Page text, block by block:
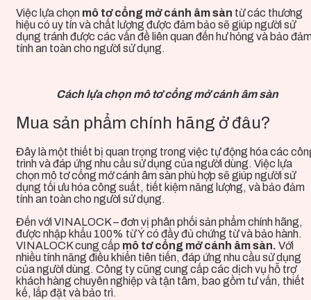
Việc lựa chọn mô tơ cổng mở cánh âm sàn từ các thương
hiệu có uy tín và chất lượng được đảm bảo sẽ giúp người sử
dụng tránh được các vấn đề liên quan đến hư hỏng và bảo
tính an toàn cho người sử dụng.
Cách lựa chọn mô tơ cổng mở cánh âm sàn
Mua sản phẩm chính hãng ở đâu?
Đây là một thiết bị quan trọng trong việc tự động hóa các
trình và đáp ứng nhu cầu sử dụng của người dùng. Việc lựa
chọn mô tơ cổng mở cánh âm sàn phù hợp sẽ giúp người sử
dụng tối ưu hóa công suất, tiết kiệm năng lượng, và bảo đảm
tính an toàn cho người sử dụng.
Đến với VINALOCK – đơn vị phân phối sản phẩm chính hãng,
được nhập khẩu 100% từ Ý có đầy đủ chứng từ và bảo hành.
VINALOCK cung cấp mô tơ cổng mở cánh âm sàn. Với
nhiều tính năng điều khiển tiên tiến, đáp ứng nhu cầu sử dụng
của người dùng. Công ty cũng cung cấp các dịch vụ hỗ trợ
khách hàng chuyên nghiệp và tận tâm, bao gồm tư vấn, thiết
kế, lắp đặt và bảo trì.